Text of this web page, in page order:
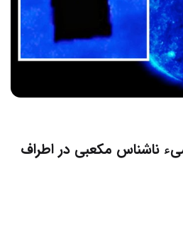
ناشناس مکعبی در اطراف